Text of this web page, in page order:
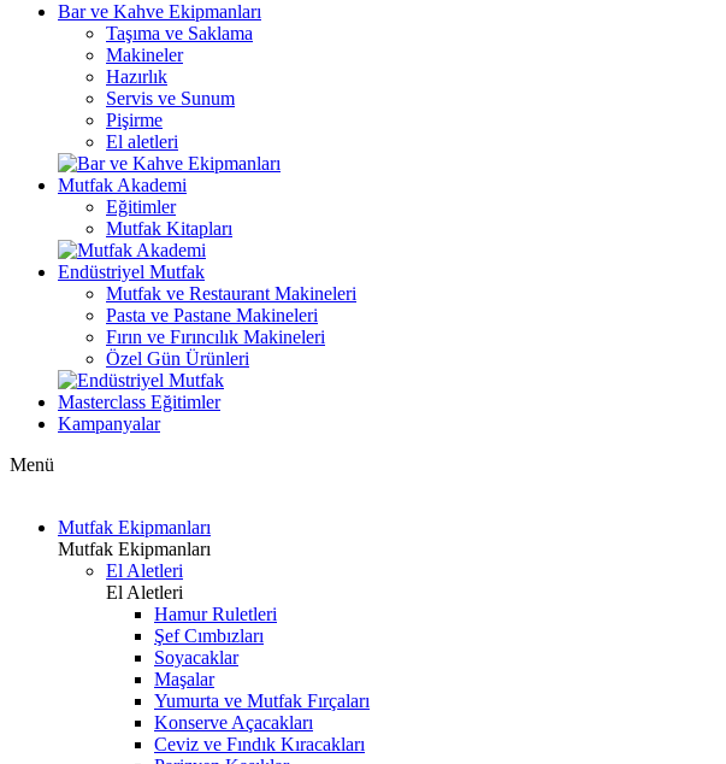
Bar ve Kahve Ekipmanları
Taşıma ve Saklama
Makineler
Hazırlık
Servis ve Sunum
Pişirme
El aletleri
Mutfak Akademi
Eğitimler
Mutfak Kitapları
Endüstriyel Mutfak
Mutfak ve Restaurant Makineleri
Pasta ve Pastane Makineleri
Fırın ve Fırıncılık Makineleri
Özel Gün Ürünleri
Masterclass Eğitimler
Kampanyalar
Menü
Mutfak Ekipmanları
Mutfak Ekipmanları
El Aletleri
El Aletleri
Hamur Ruletleri
Şef Cımbızları
Soyacaklar
Maşalar
Yumurta ve Mutfak Fırçaları
Konserve Açacakları
Ceviz ve Fındık Kıracakları